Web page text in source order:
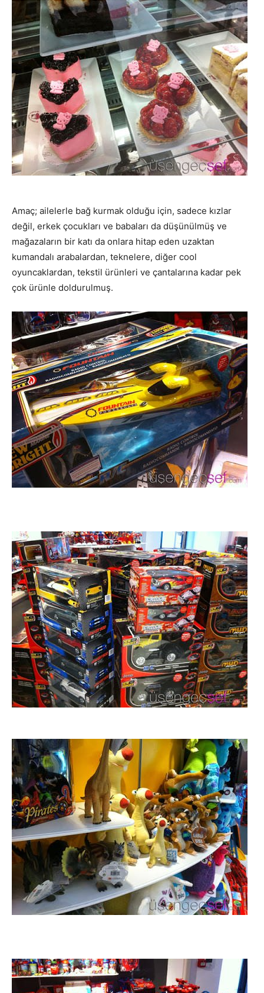
Amaç; ailelerle bağ kurmak olduğu için, sadece kızlar
değil, erkek çocukları ve babaları da düşünülmüş ve
mağazaların bir katı da onlara hitap eden uzaktan
kumandalı arabalardan, teknelere, diğer cool
oyuncaklardan, tekstil ürünleri ve çantalarına kadar pek
çok ürünle doldurulmuş.